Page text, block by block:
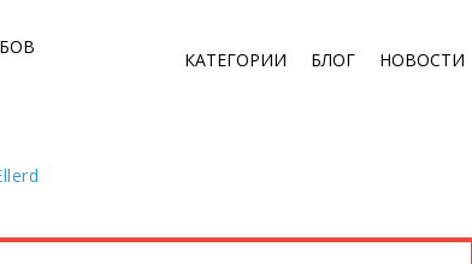
КАТЕГОРИИ БЛОГ НОВОСТИ